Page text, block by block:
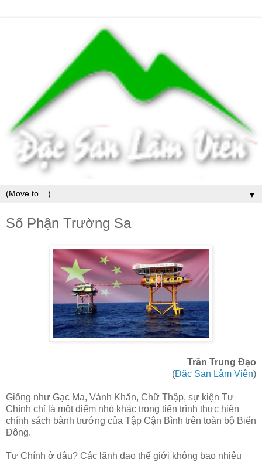
▼
Số Phận Trường Sa
Trần Trung Đạo
(Đặc San Lâm Viên)
Giống như Gạc Ma, Vành Khăn, Chữ Thập, sự kiện Tư
Chính chỉ là một điểm nhỏ khác trong tiến trình thực hiện
chính sách bành trướng của Tập Cận Bình trên toàn bộ Biển
Đông.
Tư Chính ở đâu? Các lãnh đạo thế giới không bao nhiêu